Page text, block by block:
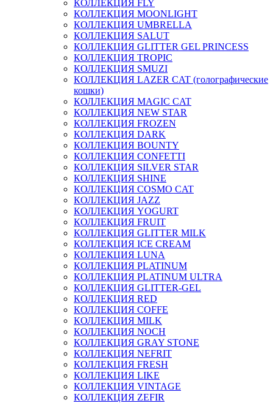
КОЛЛЕКЦИЯ FLY
КОЛЛЕКЦИЯ MOONLIGHT
КОЛЛЕКЦИЯ UMBRELLA
КОЛЛЕКЦИЯ SALUT
КОЛЛЕКЦИЯ GLITTER GEL PRINCESS
КОЛЛЕКЦИЯ TROPIC
КОЛЛЕКЦИЯ SMUZI
КОЛЛЕКЦИЯ LAZER CAT (голографические
кошки)
КОЛЛЕКЦИЯ MAGIC CAT
КОЛЛЕКЦИЯ NEW STAR
КОЛЛЕКЦИЯ FROZEN
КОЛЛЕКЦИЯ DARK
КОЛЛЕКЦИЯ BOUNTY
КОЛЛЕКЦИЯ CONFETTI
КОЛЛЕКЦИЯ SILVER STAR
КОЛЛЕКЦИЯ SHINE
КОЛЛЕКЦИЯ COSMO CAT
КОЛЛЕКЦИЯ JAZZ
КОЛЛЕКЦИЯ YOGURT
КОЛЛЕКЦИЯ FRUIT
КОЛЛЕКЦИЯ GLITTER MILK
КОЛЛЕКЦИЯ ICE CREAM
КОЛЛЕКЦИЯ LUNA
КОЛЛЕКЦИЯ PLATINUM
КОЛЛЕКЦИЯ PLATINUM ULTRA
КОЛЛЕКЦИЯ GLITTER-GEL
КОЛЛЕКЦИЯ RED
КОЛЛЕКЦИЯ COFFE
КОЛЛЕКЦИЯ MILK
КОЛЛЕКЦИЯ NOCH
КОЛЛЕКЦИЯ GRAY STONE
КОЛЛЕКЦИЯ NEFRIT
КОЛЛЕКЦИЯ FRESH
КОЛЛЕКЦИЯ LIKE
КОЛЛЕКЦИЯ VINTAGE
КОЛЛЕКЦИЯ ZEFIR